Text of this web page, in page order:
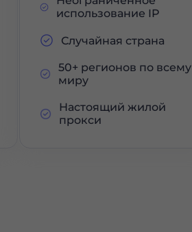
использование IP
Случайная страна
50+ регионов по всему
миру
Настоящий жилой
прокси